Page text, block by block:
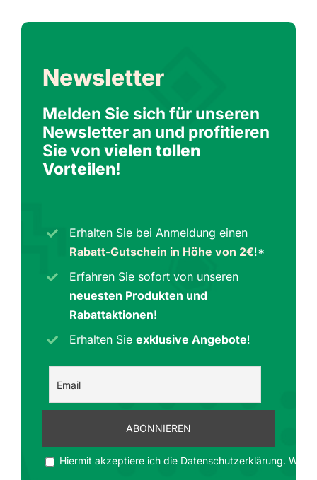
Newsletter
Melden Sie sich für unseren
Newsletter an und profitieren
Sie von vielen tollen
Vorteilen!
Erhalten Sie bei Anmeldung einen
Rabatt-Gutschein in Höhe von 2€!*
Erfahren Sie sofort von unseren
neuesten Produkten und
Rabattaktionen!
Erhalten Sieexklusive Angebote!
Hiermit akzeptiere ich die Datenschutzerklärung. Wir